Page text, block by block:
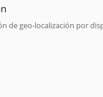
de geo-localización por